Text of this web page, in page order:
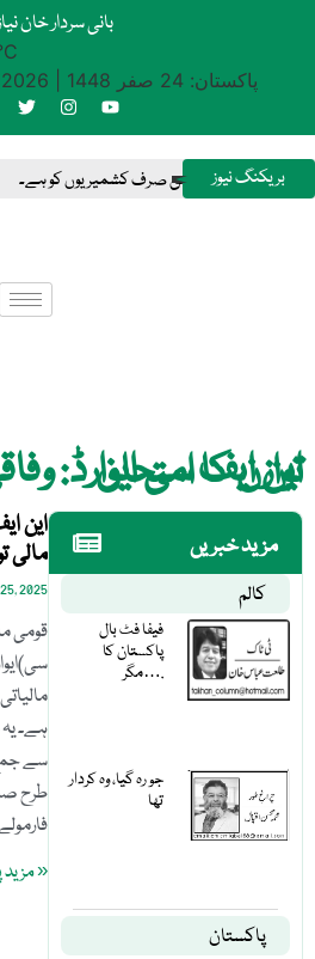
بانی سردار خان
پاکستان: 24 صفر 1448
بریکنگ نیوز
کا فیصلہ کرنے کا حق صرف کشمیریوں کو ہے۔
این ایف سی ایوارڈ: وفاقی اتحاد اور مالی توازن کا امتحان
مزید خبریں
کالم
فیفا فٹ بال
پاکستان کا
مگر….
جو رہ گیا، وہ کردار
تھا
پاکستان
این
مالی
2025
قومی
ہے۔
سے
طرح
« مزید